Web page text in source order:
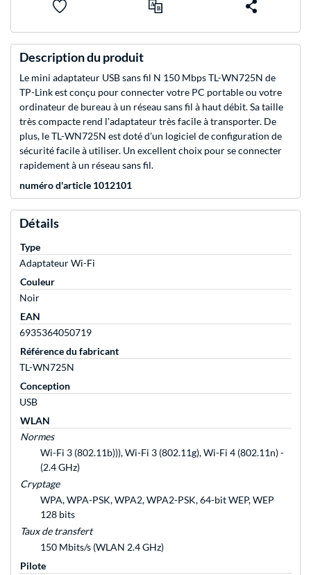
Description du produit
Le mini adaptateur USB sans fil N 150 Mbps TL-WN725N de
TP-Link est conçu pour connecter votre PC portable ou votre
ordinateur de bureau à un réseau sans fil à haut débit. Sa taille
très compacte rend l'adaptateur très facile à transporter. De
plus, le TL-WN725N est doté d'un logiciel de configuration de
sécurité facile à utiliser. Un excellent choix pour se connecter
rapidement à un réseau sans fil.
numéro d'article 1012101
Détails
Type
Adaptateur Wi-Fi
Couleur
Noir
EAN
6935364050719
Référence du fabricant
TL-WN725N
Conception
USB
WLAN
Normes
Wi-Fi 3 (802.11b))), Wi-Fi 3 (802.11g), Wi-Fi 4 (802.11n) -
(2.4 GHz)
Cryptage
WPA, WPA-PSK, WPA2, WPA2-PSK, 64-bit WEP, WEP
128 bits
Taux de transfert
150 Mbits/s (WLAN 2.4 GHz)
Pilote